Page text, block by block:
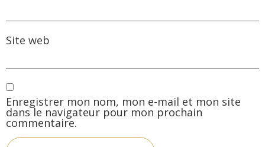
Site web
Enregistrer mon nom, mon e-mail et mon site
dans le navigateur pour mon prochain
commentaire.